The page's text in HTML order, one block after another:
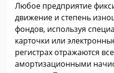
Любое предприятие
движение и степень
фондов, используя
карточки или
регистрах отражаются
амортизационными